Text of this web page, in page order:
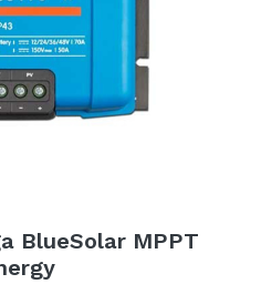
BlueSolar MPPT